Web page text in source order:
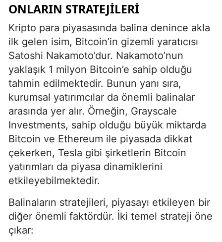
ONLARIN STRATEJILERI
Kripto para piyasasında balina denince akla
ilk gelen isim, Bitcoin’in gizemli yaratıcısı
Satoshi Nakamoto’dur. Nakamoto’nun
yaklaşık 1 milyon Bitcoin’e sahip olduğu
tahmin edilmektedir. Bunun yanı sıra,
kurumsal yatırımcılar da önemli balinalar
arasında yer alır. Örneğin, Grayscale
Investments, sahip olduğu büyük miktarda
Bitcoin ve Ethereum ile piyasada dikkat
çekerken, Tesla gibi şirketlerin Bitcoin
yatırımları da piyasa dinamiklerini
etkileyebilmektedir.
Balinaların stratejileri, piyasayı etkileyen bir
diğer önemli faktördür. İki temel strateji öne
çıkar: